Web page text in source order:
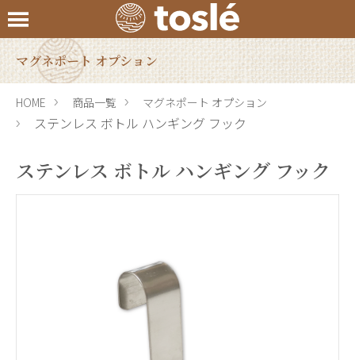
マグネポート オプション
HOME 商品一覧 マグネポート オプション
ステンレス ボトル ハンギング フック
ステンレス ボトル ハンギング フック